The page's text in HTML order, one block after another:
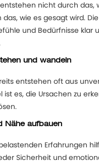
nicht durch das,
wie es gesagt wird.
und Bedürfnisse klar
und wandeln
entstehen oft aus
ist es, die Ursachen zu
Nähe aufbauen
Erfahrungen
Sicherheit und